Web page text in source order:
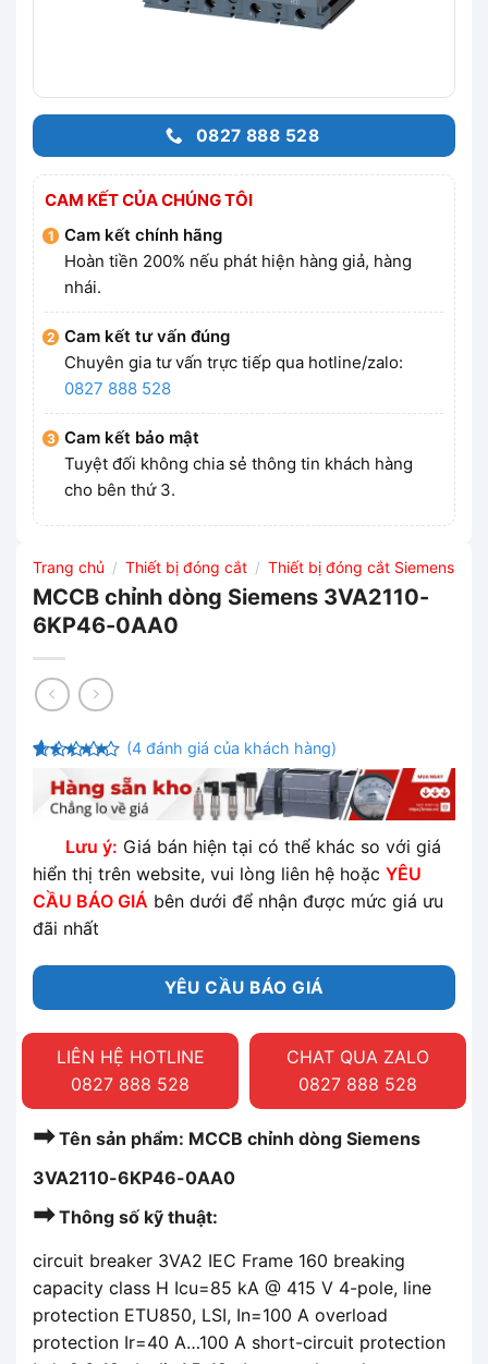
0827 888 528
CAM KẾT CỦA CHÚNG TÔI
Cam kết chính hãng
Hoàn tiền 200% nếu phát hiện hàng giả, hàng
nhái.
Cam kết tư vấn đúng
Chuyên gia tư vấn trực tiếp qua hotline/zalo:
0827 888 528
Cam kết bảo mật
Tuyệt đối không chia sẻ thông tin khách hàng
cho bên thứ 3.
Trang chủ / Thiết bị đóng cắt / Thiết bị đóng cắt Siemens
MCCB chỉnh dòng Siemens 3VA2110-
6KP46-0AA0
trên
5 dựa trên
đánh giá
(4đánh giá của khách hàng)
Lưu ý: Giá bán hiện tại có thể khác so với giá
hiển thị trên website, vui lòng liên hệ hoặc YÊU
CẦU BÁO GIÁ bên dưới để nhận được mức giá ưu
đãi nhất
YÊU CẦU BÁO GIÁ
LIÊN HỆ HOTLINE
0827 888 528
CHAT QUA ZALO
0827 888 528
➡Tên sản phẩm: MCCB chỉnh dòng Siemens
3VA2110-6KP46-0AA0
➡Thông số kỹ thuật:
circuit breaker 3VA2 IEC Frame 160 breaking
capacity class H Icu=85 kA @ 415 V 4-pole, line
protection ETU850, LSI, In=100 A overload
protection Ir=40 A…100 A short-circuit protection